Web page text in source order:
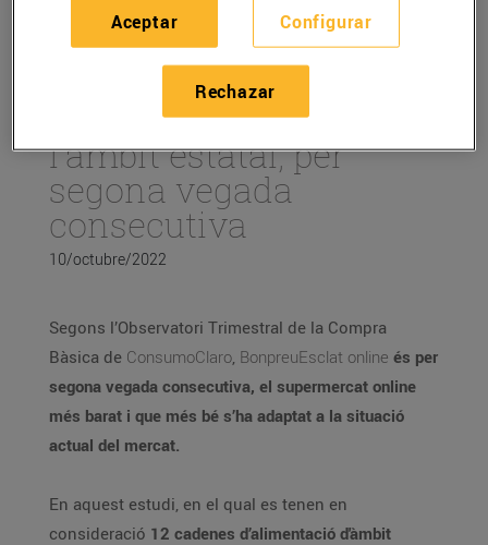
ACTUALIDAD
Som el supermercat
online més barat en
l'àmbit estatal, per
segona vegada
consecutiva
10/octubre/2022
Segons l’Observatori Trimestral de la Compra
Bàsica de ConsumoClaro, BonpreuEsclat online és per
segona vegada consecutiva, el supermercat online
més barat i que més bé s’ha adaptat a la situació
actual del mercat.
En aquest estudi, en el qual es tenen en
consideració 12 cadenes d’alimentació d'àmbit
Configurar
Rechazar
Aceptar